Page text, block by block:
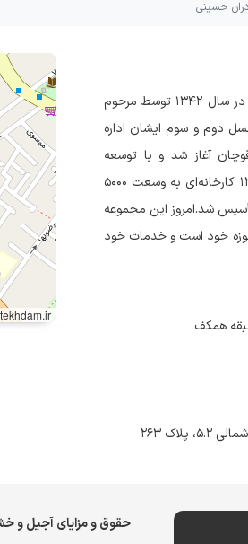
حسینی
مجموعه تولیدی و صنعتی آجیل و خشکبار برادران حسینی در سال ۱۳۴۲ توسط مرحوم
دوم و سوم ایشان اداره
آغاز شد و با توسعه
فروشگاه‌ها در نقاط مختلف مشهد ادامه یافت.در سال ۱۳۸۹ کارخانه‌ای به وسعت ۵۰۰۰
با ۶ سالن و ۵۰۰ نیروی کار تأسیس شد.امروز این مجموعه
در حوزه خود است و خدمات خود
حقوق و مزایای آجیل و